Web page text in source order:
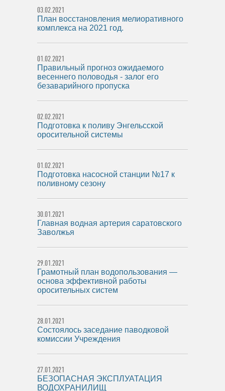
03.02.2021
План восстановления мелиоративного
комплекса на 2021 год.
01.02.2021
Правильный прогноз ожидаемого
весеннего половодья - залог его
безаварийного пропуска
02.02.2021
Подготовка к поливу Энгельсской
оросительной системы
01.02.2021
Подготовка насосной станции №17 к
поливному сезону
30.01.2021
Главная водная артерия саратовского
Заволжья
29.01.2021
Грамотный план водопользования —
основа эффективной работы
оросительных систем
28.01.2021
Состоялось заседание паводковой
комиссии Учреждения
27.01.2021
БЕЗОПАСНАЯ ЭКСПЛУАТАЦИЯ
ВОДОХРАНИЛИЩ